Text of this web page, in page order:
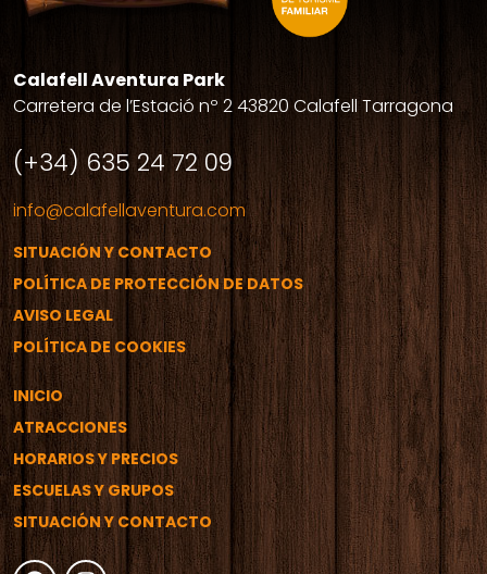
Calafell Aventura Park
Carretera de l’Estació nº 2 43820 Calafell Tarragona
(+34) 635 24 72 09
info@calafellaventura.com
SITUACIÓN Y CONTACTO
POLÍTICA DE PROTECCIÓN DE DATOS
AVISO LEGAL
POLÍTICA DE COOKIES
INICIO
ATRACCIONES
HORARIOS Y PRECIOS
ESCUELAS Y GRUPOS
SITUACIÓN Y CONTACTO